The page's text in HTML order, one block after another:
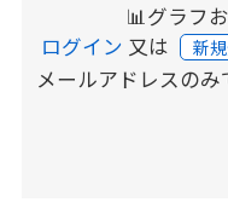
📊グラフ
ログイン 又は 新
メールアドレスのみ